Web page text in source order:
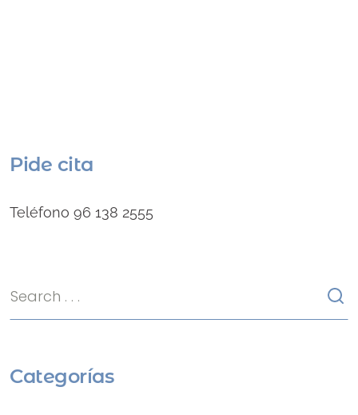
Pide cita
Teléfono 96 138 2555
Categorías